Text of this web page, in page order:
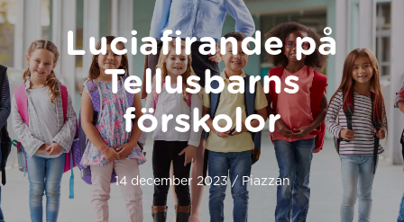
Luciafirande på
Tellusbarns
förskolor
14 december 2023 / Piazzan